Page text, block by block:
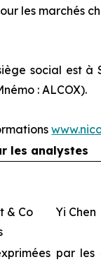
les marchés
social est à
: ALCOX).
les analystes
& Co Yi
par